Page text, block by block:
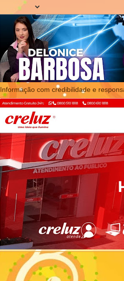
Informação com credibilidade e